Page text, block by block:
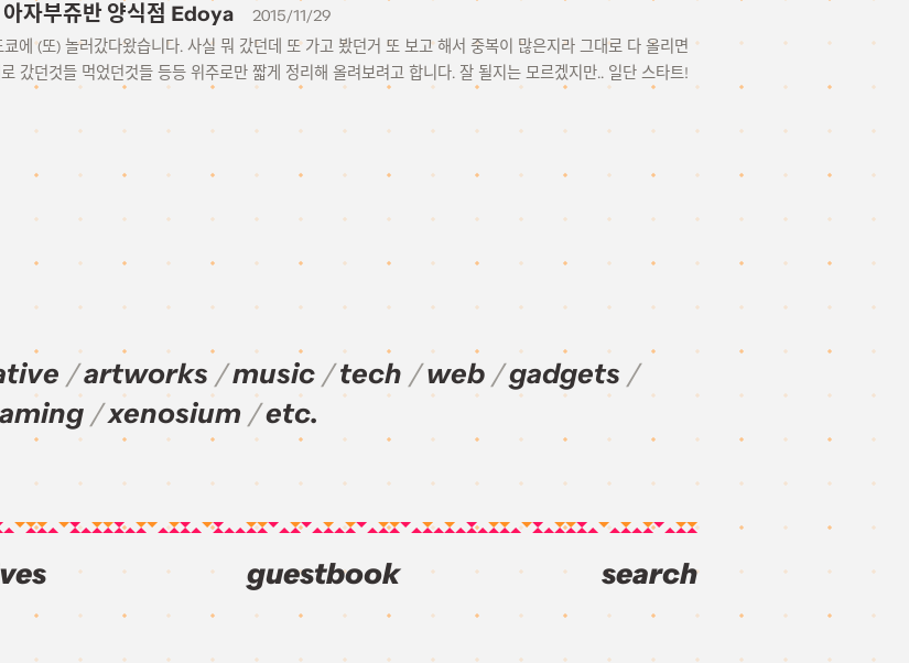
자부쥬반 양식점 Edoya
2015/11/29
에 (또) 놀러갔다왔습니다. 사실 뭐 갔던데 또 가고 봤던거 또 보고 해서 중복이 많은지라 그대로 다 올리면
갔던것들 먹었던것들 등등 위주로만 짧게 정리해 올려보려고 합니다. 잘 될지는 모르겠지만.. 일단 스타트!
artworks music tech web
gadgets
xenosium etc.
guestbook search